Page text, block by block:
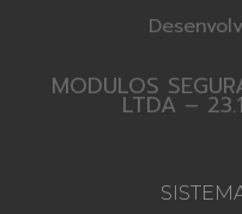
MODULOS
LTDA –